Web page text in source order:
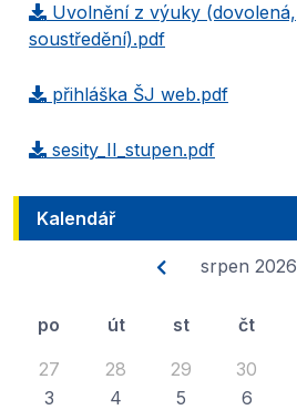
Uvolnění z výuky (dovolená,
soustředění).pdf
přihláška ŠJ web.pdf
sesity_II_stupen.pdf
Kalendář
srpen 2026
po út st čt
27
28 29 30
3
4 5 6